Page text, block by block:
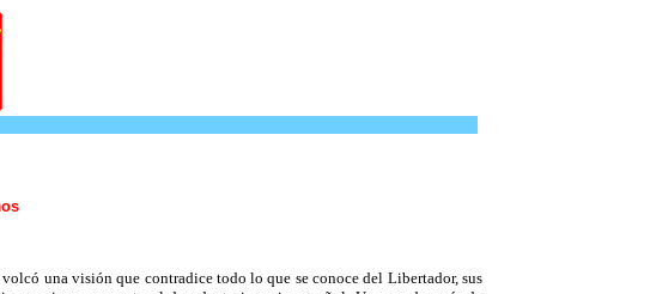
una visión que contradice todo lo que se conoce del Libertador, sus